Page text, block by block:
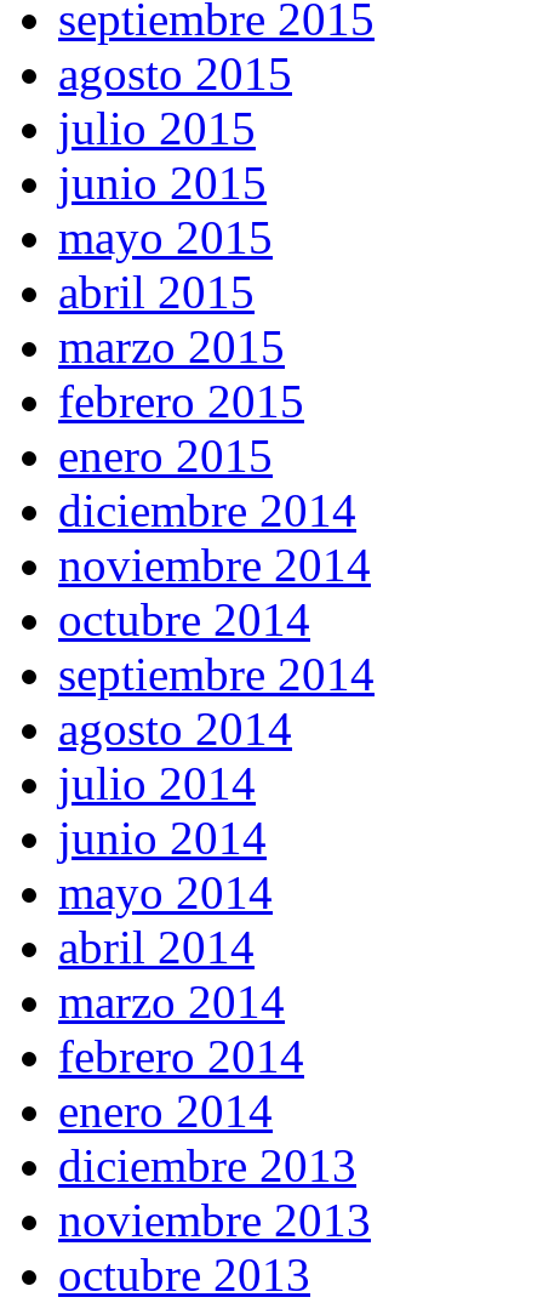
septiembre 2015
agosto 2015
julio 2015
junio 2015
mayo 2015
abril 2015
marzo 2015
febrero 2015
enero 2015
diciembre 2014
noviembre 2014
octubre 2014
septiembre 2014
agosto 2014
julio 2014
junio 2014
mayo 2014
abril 2014
marzo 2014
febrero 2014
enero 2014
diciembre 2013
noviembre 2013
octubre 2013